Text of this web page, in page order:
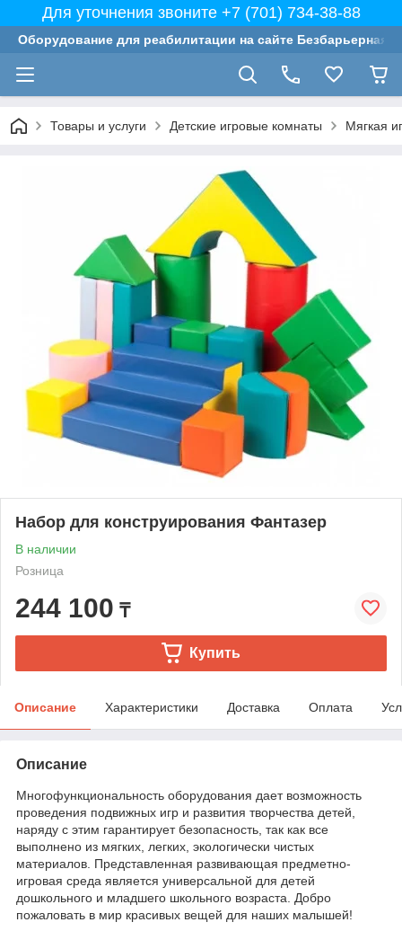
Для уточнения звоните +7 (701) 734-38-88
Оборудование для реабилитации на сайте Безбарьерная
Товары и услуги Детские игровые комнаты Мягкая
Набор для конструирования Фантазер
В наличии
Розница
244 100 ₸
Купить
Описание Характеристики Доставка Оплата
Описание
Многофункциональность оборудования дает возможность
проведения подвижных игр и развития творчества детей,
наряду с этим гарантирует безопасность, так как все
выполнено из мягких, легких, экологически чистых
материалов. Представленная развивающая предметно-
игровая среда является универсальной для детей
дошкольного и младшего школьного возраста. Добро
пожаловать в мир красивых вещей для наших малышей!